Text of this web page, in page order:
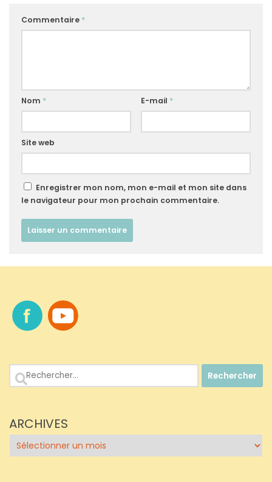
Commentaire *
Nom * E-mail *
Site web
Enregistrer mon nom, mon e-mail et mon site dans
le navigateur pour mon prochain commentaire.
Rechercher :
ARCHIVES
Archives